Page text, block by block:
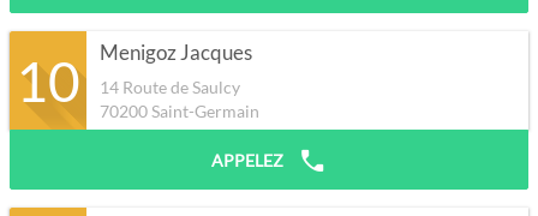
10 Menigoz Jacques
14 Route de Saulcy
70200Saint-Germain
APPELEZ